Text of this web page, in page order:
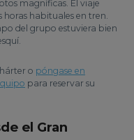
magníficas. El viaje
horas habituales en tren.
del grupo estuviera bien
o póngase en
para reservar su
el Gran